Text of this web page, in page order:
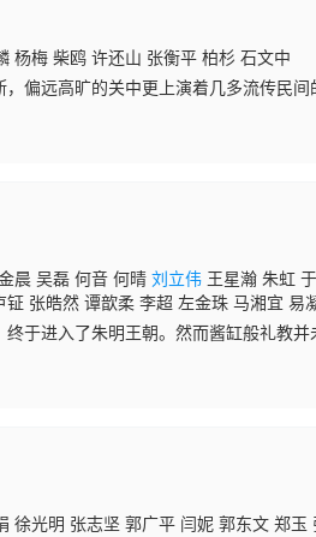
杨梅 柴鸥 许还山 张衡平 柏杉 石文中
偏远高旷的关中更上演着几多流传民
娃娃亲，但墩子的父亲因与土匪扯上关
晨 吴磊 何音 何晴刘立伟 王星瀚 朱虹
张皓然 谭歆柔 李超 左金珠 马湘宜 易
张籽沐 崔可法 屈刚 徐鹏凯 陆梅芳 曲哲
永海 李昱孚 楼芸昊 武泽锦熙 胡顺儿 夏
于进入了朱明王朝。然而酱缸般礼教
。尤其是女性，她们不仅身体受到束缚
徐光明 张志坚 郭广平 闫妮 郭东文 郑玉